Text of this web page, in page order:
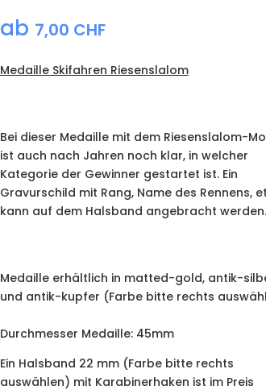
ab 7,00 CHF
Medaille Skifahren Riesenslalom
Bei dieser Medaille mit dem Riesenslalom-
ist auch nach Jahren noch klar, in welcher
Kategorie der Gewinner gestartet ist. Ein
Gravurschild mit Rang, Name des Rennens,
kann auf dem Halsband angebracht werden.
Medaille erhältlich in matted-gold, antik-
und antik-kupfer (Farbe bitte rechts
Durchmesser Medaille: 45mm
​Ein Halsband 22 mm (Farbe bitte rechts
auswählen) mit Karabinerhaken ist im Preis